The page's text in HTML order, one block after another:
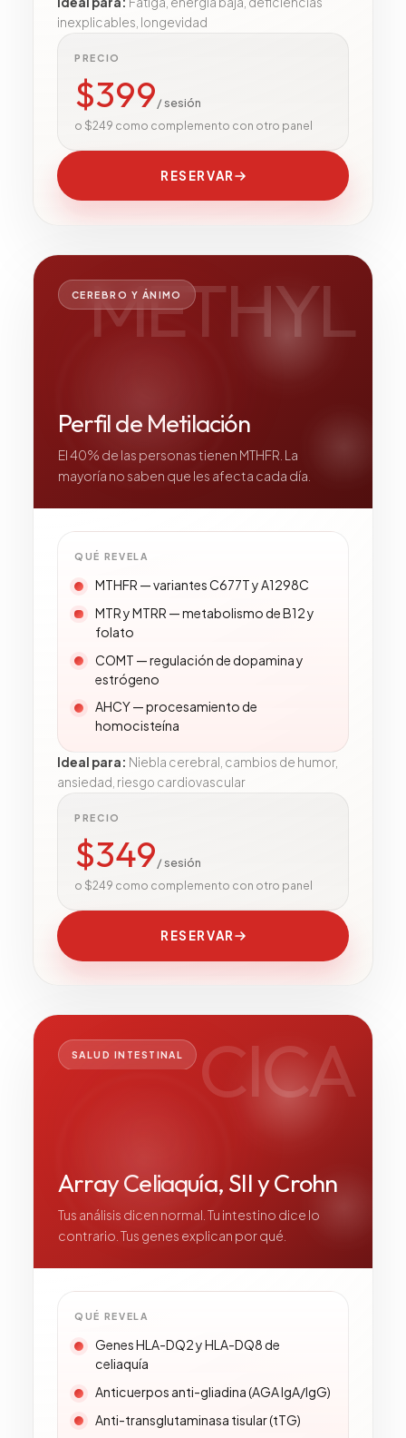
inexplicables, longevidad
PRECIO
$399/ sesión
o $249 como complemento con otro panel
RESERVAR
METHYL
CEREBRO Y ÁNIMO
Perfil de Metilación
El 40% de las personas tienen MTHFR. La
mayoría no saben que les afecta cada día.
QUÉ REVELA
MTHFR — variantes C677T y A1298C
MTR y MTRR — metabolismo de B12 y
folato
COMT — regulación de dopamina y
estrógeno
AHCY — procesamiento de
homocisteína
Ideal para: Niebla cerebral, cambios de humor,
ansiedad, riesgo cardiovascular
PRECIO
$349/ sesión
o $249 como complemento con otro panel
RESERVAR
CICA
SALUD INTESTINAL
Array Celiaquía, SII y Crohn
Tus análisis dicen normal. Tu intestino dice lo
contrario. Tus genes explican por qué.
QUÉ REVELA
Genes HLA-DQ2 y HLA-DQ8 de
celiaquía
Anticuerpos anti-gliadina (AGA IgA/IgG)
Anti-transglutaminasa tisular (tTG)